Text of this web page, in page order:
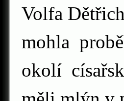
Volfa
mohla
okolí